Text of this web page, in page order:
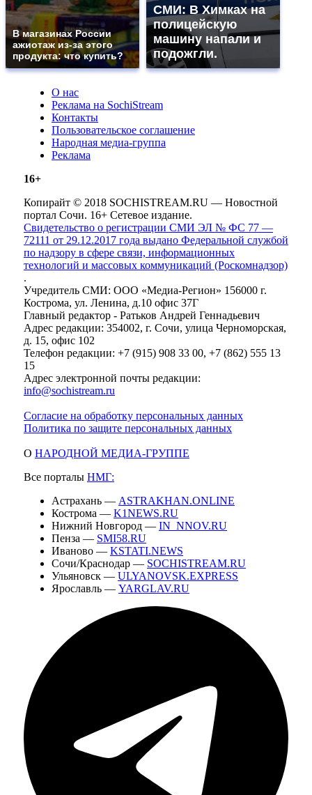
В магазинах России
ажиотаж из-за этого
продукта: что купить?
СМИ: В Химках на
полицейскую
машину напали и
подожгли.
О нас
Реклама на SochiStream
Контакты
Пользовательское соглашение
Народная медиа-группа
Реклама
16+
Копирайт © 2018 SOCHISTREAM.RU — Новостной
портал Сочи. 16+ Сетевое издание.
Свидетельство о регистрации СМИ ЭЛ № ФС 77 —
72111 от 29.12.2017 года выдано Федеральной службой
по надзору в сфере связи, информационных
технологий и массовых коммуникаций (Роскомнадзор)
.
Учредитель СМИ: ООО «Медиа-Регион» 156000 г.
Кострома, ул. Ленина, д.10 офис 37Г
Главный редактор - Ратьков Андрей Геннадьевич
Адрес редакции: 354002, г. Сочи, улица Черноморская,
д. 15, офис 102
Телефон редакции: +7 (915) 908 33 00, +7 (862) 555 13
15
Адрес электронной почты редакции:
info@sochistream.ru
Согласие на обработку персональных данных
Политика по защите персональных данных
О НАРОДНОЙ МЕДИА-ГРУППЕ
Все порталы НМГ:
Астрахань — ASTRAKHAN.ONLINE
Кострома — K1NEWS.RU
Нижний Новгород — IN_NNOV.RU
Пенза — SMI58.RU
Иваново — KSTATI.NEWS
Сочи/Краснодар — SOCHISTREAM.RU
Ульяновск — ULYANOVSK.EXPRESS
Ярославль — YARGLAV.RU